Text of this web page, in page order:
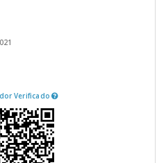
Verificado